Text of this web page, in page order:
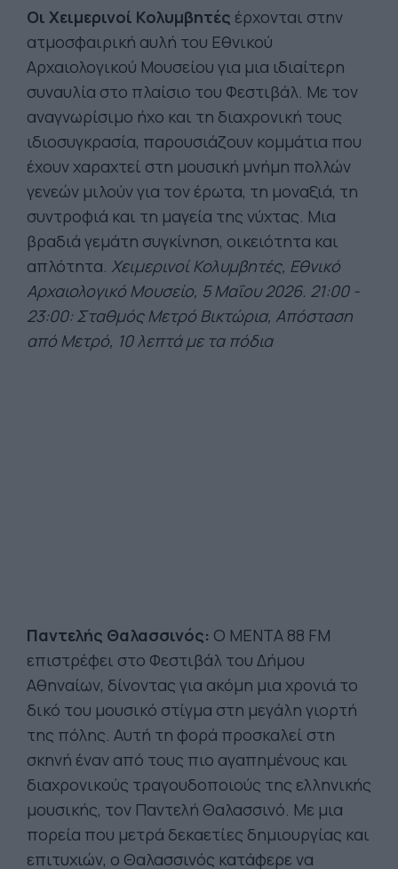
Οι Χειμερινοί Κολυμβητές έρχονται στην
ατμοσφαιρική αυλή του Εθνικού
Αρχαιολογικού Μουσείου για μια ιδιαίτερη
συναυλία στο πλαίσιο του Φεστιβάλ. Με τον
αναγνωρίσιμο ήχο και τη διαχρονική τους
ιδιοσυγκρασία, παρουσιάζουν κομμάτια που
έχουν χαραχτεί στη μουσική μνήμη πολλών
γενεών μιλούν για τον έρωτα, τη μοναξιά, τη
συντροφιά και τη μαγεία της νύχτας. Μια
βραδιά γεμάτη συγκίνηση, οικειότητα και
απλότητα. Χειμερινοί Κολυμβητές, Εθνικό
Αρχαιολογικό Μουσείο, 5 Μαΐου 2026. 21:00 -
23:00: Σταθμός Μετρό Βικτώρια, Απόσταση
από Μετρό, 10 λεπτά με τα πόδια
Παντελής Θαλασσινός: Ο ΜΕΝΤΑ 88 FM
επιστρέφει στο Φεστιβάλ του Δήμου
Αθηναίων, δίνοντας για ακόμη μια χρονιά το
δικό του μουσικό στίγμα στη μεγάλη γιορτή
της πόλης. Αυτή τη φορά προσκαλεί στη
σκηνή έναν από τους πιο αγαπημένους και
διαχρονικούς τραγουδοποιούς της ελληνικής
μουσικής, τον Παντελή Θαλασσινό. Με μια
πορεία που μετρά δεκαετίες δημιουργίας και
επιτυχιών, ο Θαλασσινός κατάφερε να